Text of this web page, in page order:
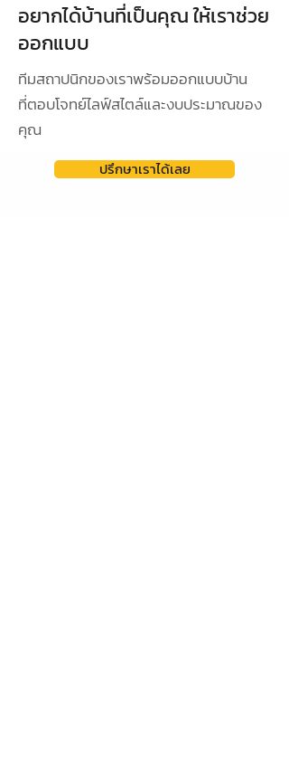
อยากได้บ้านที่เป็นคุณ ให้เราช่วย
ออกแบบ
ทีมสถาปนิกของเราพร้อมออกแบบบ้าน
ที่ตอบโจทย์ไลฟ์สไตล์และงบประมาณของ
คุณ
ปรึกษาเราได้เลย